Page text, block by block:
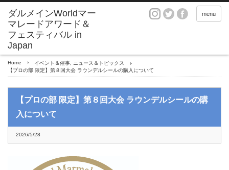
ダルメインWorldマー
マレードアワード＆
フェスティバル in
Japan
menu
Home イベント＆催事
ニュース＆トピックス
【プロの部 限定】第８回大会 ラウンデルシールの購入について
【プロの部 限定】第８回大会 ラウンデルシールの購
入について
2026/5/28